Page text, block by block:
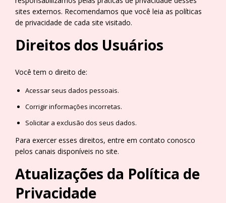
sites externos. Recomendamos que você leia as políticas
de privacidade de cada site visitado.
Direitos dos Usuários
Você tem o direito de:
Acessar seus dados pessoais.
Corrigir informações incorretas.
Solicitar a exclusão dos seus dados.
Para exercer esses direitos, entre em contato conosco
pelos canais disponíveis no site.
Atualizações da Política de
Privacidade